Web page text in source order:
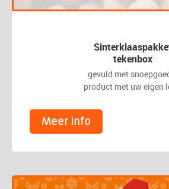
tekenbox
gevuld met
product met uw eigen
Meer info